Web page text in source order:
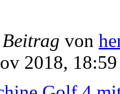
von
2018, 18:59